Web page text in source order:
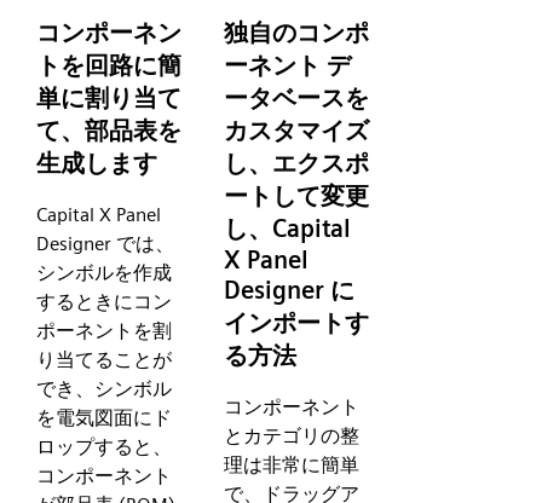
コンポーネン
トを回路に簡
単に割り当て
て、部品表を
生成します
Capital X Panel
Designer では、
シンボルを作成
するときにコン
ポーネントを割
り当てることが
でき、シンボル
を電気図面にド
ロップすると、
コンポーネント
独自のコンポ
ーネント デ
ータベースを
カスタマイズ
し、エクスポ
ートして変更
し、Capital
X Panel
Designer に
インポートす
る方法
コンポーネント
とカテゴリの整
理は非常に簡単
で、ドラッグア